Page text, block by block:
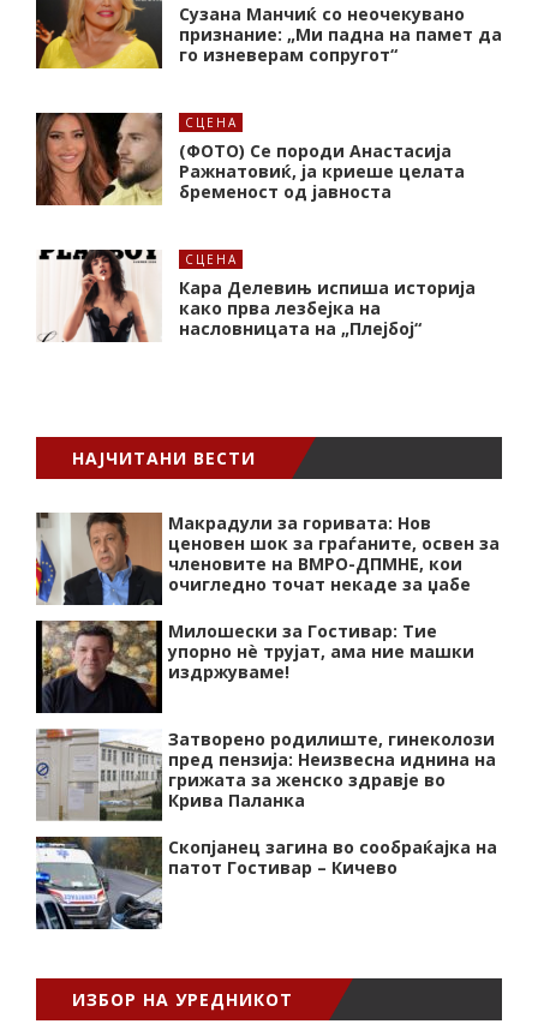
Сузана Манчиќ со неочекувано
признание: „Ми падна на памет да
го изневерам сопругот“
СЦЕНА
(ФОТО) Се породи Анастасија
Ражнатовиќ, ја криеше целата
бременост од јавноста
СЦЕНА
Кара Делевињ испиша историја
како прва лезбејка на
насловницата на „Плејбој“
НАЈЧИТАНИ ВЕСТИ
Макрадули за горивата: Нов
ценовен шок за граѓаните, освен за
членовите на ВМРО-ДПМНЕ, кои
очигледно точат некаде за џабе
Милошески за Гостивар: Тие
упорно нѐ трујат, ама ние машки
издржуваме!
Затворено родилиште, гинеколози
пред пензија: Неизвесна иднина на
грижата за женско здравје во
Крива Паланка
Скопјанец загина во сообраќајка на
патот Гостивар – Кичево
ИЗБОР НА УРЕДНИКОТ